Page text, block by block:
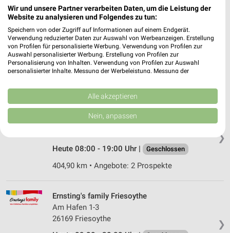
Rossmann Haren
Lange Str. 29-33
49733 Haren
Heute 08:30 - 20:00 Uhr | Geschlossen
❯
Rossmann Westoverledingen
Königstr. 145
Heute 08:00 - 19:00 Uhr |
Geschlossen
404,90 km • Angebote: 2 Prospekte
❯
Ernsting's family Friesoythe
Am Hafen 1-3
26169 Friesoythe
Wir und unsere Partner verarbeiten Daten, um die Leistung der
Website zu analysieren und Folgendes zu tun:
Speichern von oder Zugriff auf Informationen auf einem Endgerät.
Verwendung reduzierter Daten zur Auswahl von Werbeanzeigen. Erstellung
von Profilen für personalisierte Werbung. Verwendung von Profilen zur
Auswahl personalisierter Werbung. Erstellung von Profilen zur
Personalisierung von Inhalten. Verwendung von Profilen zur Auswahl
personalisierter Inhalte. Messung der Werbeleistung. Messung der
Kombinationen von Daten aus verschiedenen Quellen. Entwicklung und
Verbesserung der Angebote. Verwendung reduzierter Daten zur Auswahl
von Inhalten.
Daten können außerhalb der Europäischen Union weitergegeben und in die
USA gesendet werden.
Website/App.
Partnerliste anzeigen (1 IAB-Anbieter)
Wir nutzen Ihre Daten für folgende Zwecke:
Speichern von oder Zugriff auf Informationen
auf einem Endgerät
Verwendung reduzierter Daten zur Auswahl von
Alle akzeptieren
Nein, anpassen